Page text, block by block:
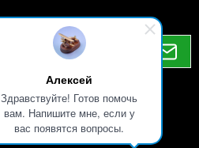
Алексей
Здравствуйте! Готов помочь
вам. Напишите мне, если у
вас появятся вопросы.